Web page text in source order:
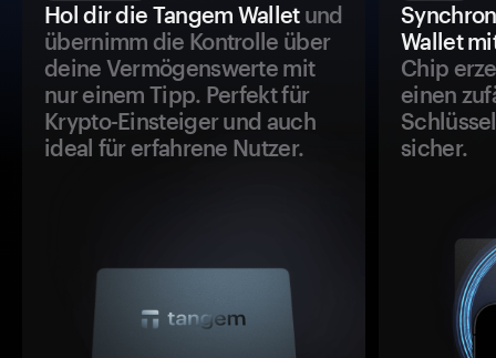
Hol dir die Tangem Walletund
übernimm die Kontrolle über
deine Vermögenswerte mit
nur einem Tipp. Perfekt für
Krypto-Einsteiger und auch
ideal für erfahrene Nutzer.
Wallet
Chip
einen
sicher.